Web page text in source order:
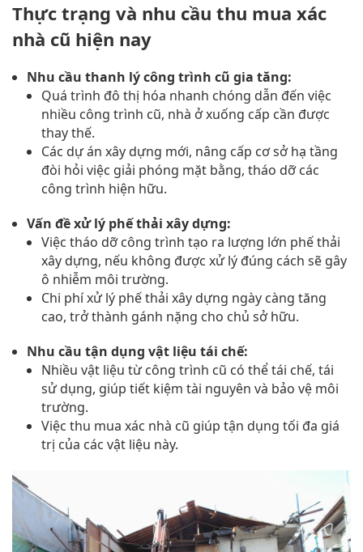
Thực trạng và nhu cầu thu mua xác
nhà cũ hiện nay
Nhu cầu thanh lý công trình cũ gia tăng:
Quá trình đô thị hóa nhanh chóng dẫn đến việc
nhiều công trình cũ, nhà ở xuống cấp cần được
thay thế.
Các dự án xây dựng mới, nâng cấp cơ sở hạ tầng
đòi hỏi việc giải phóng mặt bằng, tháo dỡ các
công trình hiện hữu.
Vấn đề xử lý phế thải xây dựng:
Việc tháo dỡ công trình tạo ra lượng lớn phế thải
xây dựng, nếu không được xử lý đúng cách sẽ gây
ô nhiễm môi trường.
Chi phí xử lý phế thải xây dựng ngày càng tăng
cao, trở thành gánh nặng cho chủ sở hữu.
Nhu cầu tận dụng vật liệu tái chế:
Nhiều vật liệu từ công trình cũ có thể tái chế, tái
sử dụng, giúp tiết kiệm tài nguyên và bảo vệ môi
trường.
Việc thu mua xác nhà cũ giúp tận dụng tối đa giá
trị của các vật liệu này.